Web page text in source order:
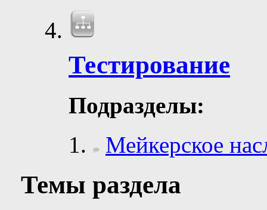
Тестирование
Подразделы:
Мейкерское
Темы раздела